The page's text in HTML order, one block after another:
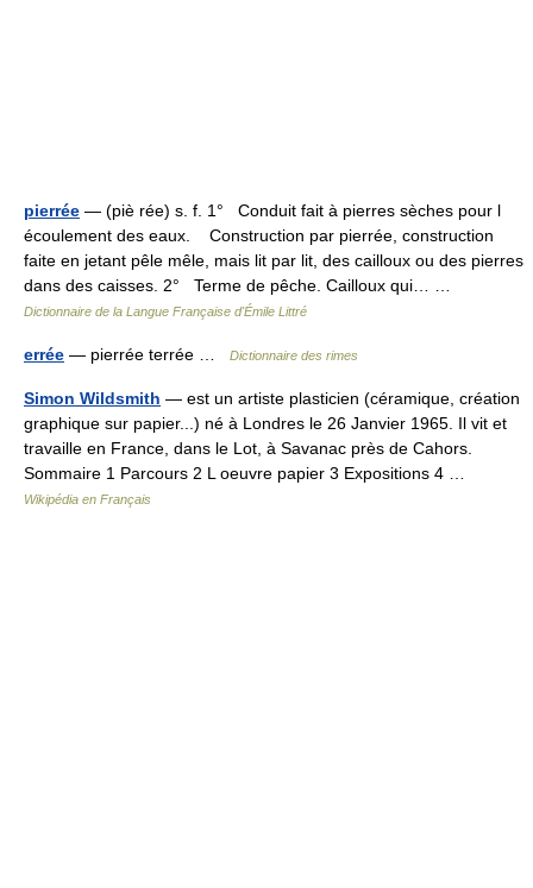
pierrée — (piè rée) s. f. 1° Conduit fait à pierres sèches pour l
écoulement des eaux. Construction par pierrée, construction
faite en jetant pêle mêle, mais lit par lit, des cailloux ou des pierres
dans des caisses. 2° Terme de pêche. Cailloux qui… …
Dictionnaire de la Langue Française d'Émile Littré
errée — pierrée terrée … Dictionnaire des rimes
Simon Wildsmith — est un artiste plasticien (céramique, création
graphique sur papier...) né à Londres le 26 Janvier 1965. Il vit et
travaille en France, dans le Lot, à Savanac près de Cahors.
Sommaire 1 Parcours 2 L oeuvre papier 3 Expositions 4 …
Wikipédia en Français